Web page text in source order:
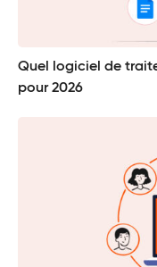
Quel logiciel de
pour 2026